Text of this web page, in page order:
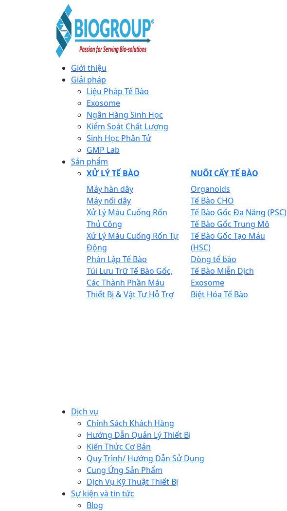
Giới thiệu
Giải pháp
Liệu Pháp Tế Bào
Exosome
Ngân Hàng Sinh Học
Kiểm Soát Chất Lượng
Sinh Học Phân Tử
GMP Lab
Sản phẩm
XỬ LÝ TẾ BÀO
Máy hàn dây
Máy nối dây
Xử Lý Máu Cuống Rốn
Thủ Công
Xử Lý Máu Cuống Rốn Tự
Động
Phân Lập Tế Bào
Túi Lưu Trữ Tế Bào Gốc,
Các Thành Phần Máu
Thiết Bị & Vật Tư Hỗ Trợ
NUÔI CẤY TẾ BÀO
Organoids
Tế Bào CHO
Tế Bào Gốc Đa Năng (PSC)
Tế Bào Gốc Trung Mô
Tế Bào Gốc Tạo Máu
(HSC)
Dòng tế bào
Tế Bào Miễn Dịch
Exosome
Biệt Hóa Tế Bào
Dịch vụ
Chính Sách Khách Hàng
Hướng Dẫn Quản Lý Thiết Bị
Kiến Thức Cơ Bản
Quy Trình/ Hướng Dẫn Sử Dụng
Cung Ứng Sản Phẩm
Dịch Vụ Kỹ Thuật Thiết Bị
Sự kiện và tin tức
Blog